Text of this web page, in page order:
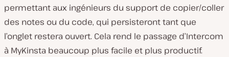
permettant aux ingénieurs du support de copier/coller
des notes ou du code, qui persisteront tant que
l’onglet restera ouvert. Cela rend le passage d’Intercom
à MyKinsta beaucoup plus facile et plus productif.